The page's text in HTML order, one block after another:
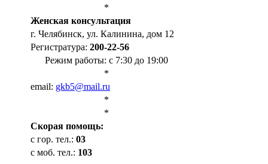
*
Женская консультация
г. Челябинск, ул. Калинина, дом 12
Регистратура: 200-22-56
Режим работы: с 7:30 до 19:00
*
email: gkb5@mail.ru
*
*
Cкорая помощь:
с гор. тел.: 03
с моб. тел.: 103